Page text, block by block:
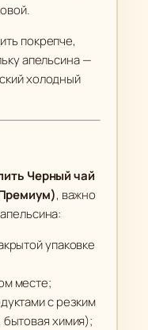
покрепче,
апельсина —
холодный
Черный чай
, важно
упаковке
месте;
с резким
химия);